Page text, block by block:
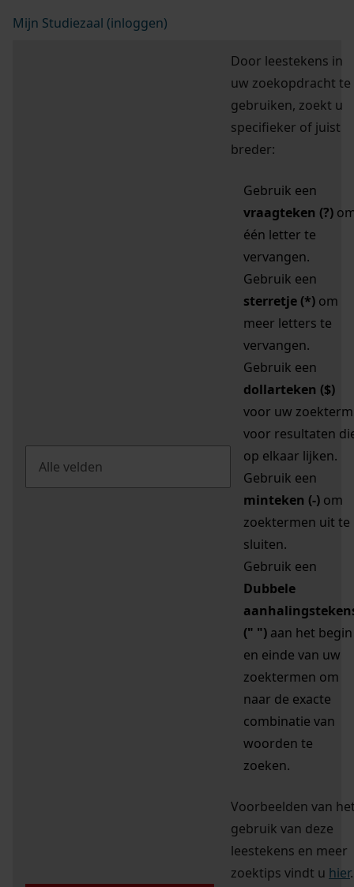
Mijn Studiezaal (inloggen)
Door leestekens in
uw zoekopdracht te
gebruiken, zoekt u
specifieker of juist
breder:
Gebruik een
vraagteken (?)
één letter te
vervangen.
Gebruik een
sterretje (*) om
meer letters te
vervangen.
Gebruik een
dollarteken ($)
voor uw zoekterm
voor resultaten
op elkaar lijken.
Gebruik een
minteken (-) om
zoektermen uit te
sluiten.
Gebruik een
Dubbele
(" ") aan het begin
en einde van uw
zoektermen om
naar de exacte
combinatie van
woorden te
zoeken.
Voorbeelden van
gebruik van deze
leestekens en meer
zoektips vindt u hier.